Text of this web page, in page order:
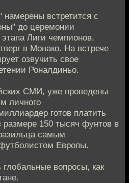
встретится с
до церемонии
этапа Лиги чемпионов,
в Монако. На встрече
озвучить своe
Роналдиньо.
СМИ, уже проведены
личного
готов платить
размере 150 тысяч фунтов в
самым
Европы.
вопросы, как